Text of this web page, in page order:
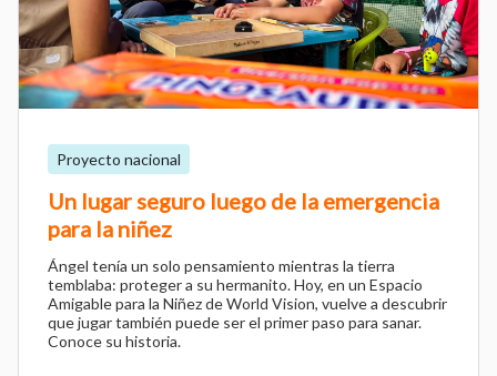
Proyecto nacional
Un lugar seguro luego de la emergencia
para la niñez
Ángel tenía un solo pensamiento mientras la tierra
temblaba: proteger a su hermanito. Hoy, en un Espacio
Amigable para la Niñez de World Vision, vuelve a descubrir
que jugar también puede ser el primer paso para sanar.
Conoce su historia.